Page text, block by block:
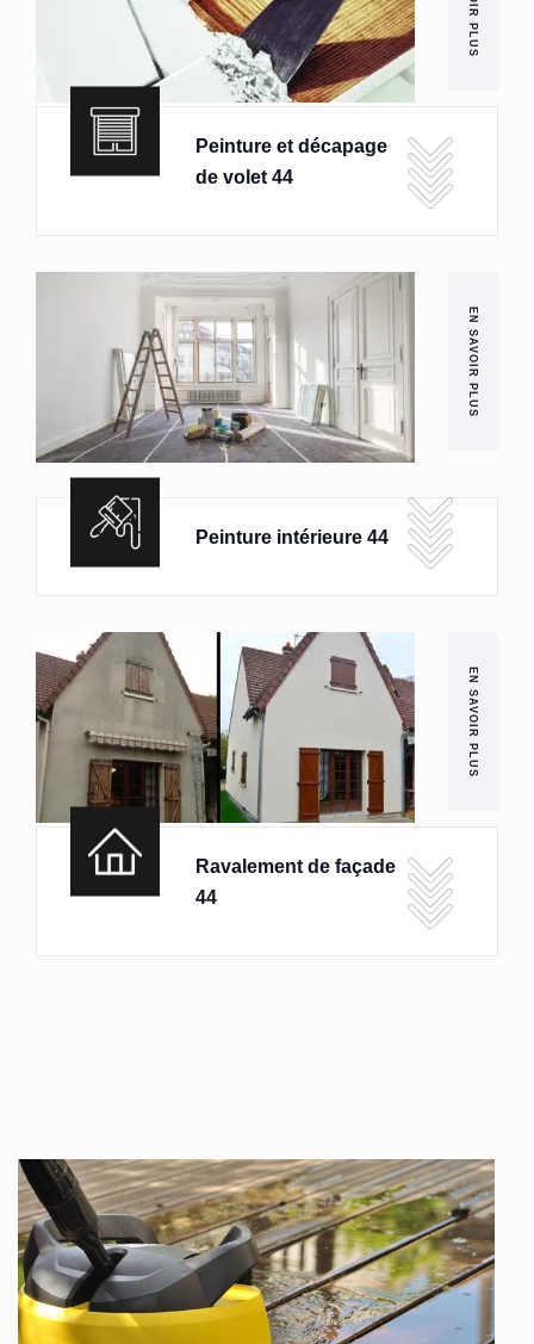
Peinture et décapage
de volet 44
EN SAVOIR PLUS
Peinture intérieure 44
EN SAVOIR PLUS
Ravalement de façade
44